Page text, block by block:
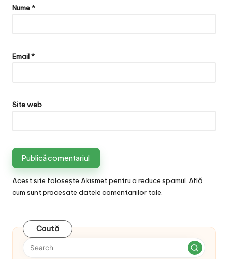
Nume*
Email*
Site web
Acest site folosește Akismet pentru a reduce spamul. Află
cum sunt procesate datele comentariilor tale.
Caută